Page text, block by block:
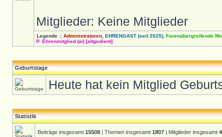
Mitglieder: Keine Mitglieder
Legende :: Administratoren EHRENGAST (seit 2025) Forenübergreifende
P. Ehrenmitglied (w) [altgedient]
Geburtstage
Heute hat kein Mitglied
Statistik
Beiträge insgesamt 15508 | Themen insgesamt 1807 | Mitglieder insgesamt